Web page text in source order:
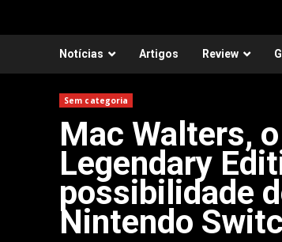
Notícias Artigos Review
Sem categoria
Mac Walters,
Legendary
possibilidade
Nintendo